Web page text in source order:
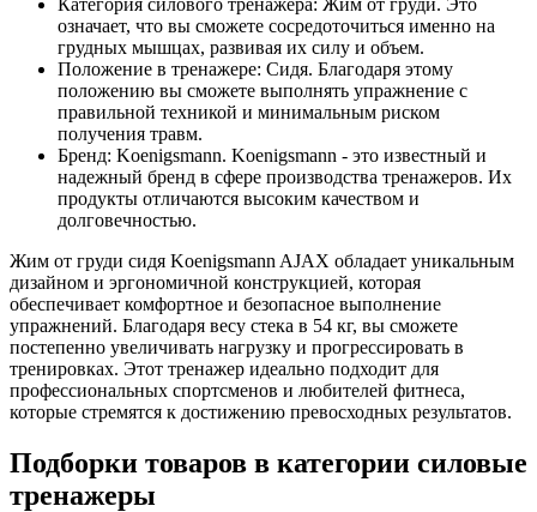
означает, что вы сможете сосредоточиться именно на
грудных мышцах, развивая их силу и объем.
Положение в тренажере: Сидя. Благодаря этому
положению вы сможете выполнять упражнение с
правильной техникой и минимальным риском
получения травм.
Бренд: Koenigsmann. Koenigsmann - это известный и
надежный бренд в сфере производства тренажеров. Их
продукты отличаются высоким качеством и
долговечностью.
Жим от груди сидя Koenigsmann AJAX обладает уникальным
дизайном и эргономичной конструкцией, которая
обеспечивает комфортное и безопасное выполнение
упражнений. Благодаря весу стека в 54 кг, вы сможете
постепенно увеличивать нагрузку и прогрессировать в
тренировках. Этот тренажер идеально подходит для
профессиональных спортсменов и любителей фитнеса,
которые стремятся к достижению превосходных результатов.
Подборки товаров в категории силовые
тренажеры